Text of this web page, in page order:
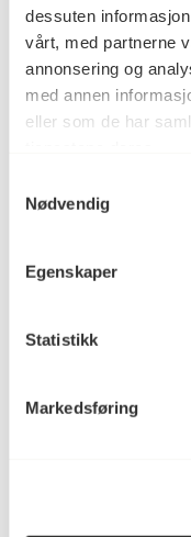
dessuten
vårt, med partnerne
annonsering og
med annen
eller som de har
Nødvendig
Egenskaper
Statistikk
Markedsføring
Postboks 6994
St. Olavs plass
inngang Løkkeveien,